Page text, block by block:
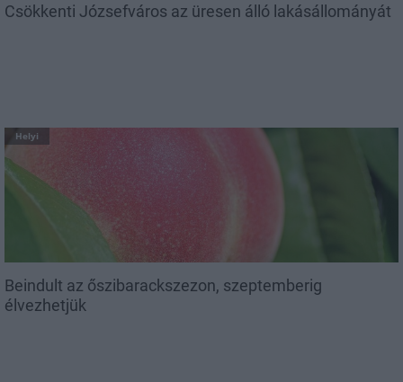
Csökkenti Józsefváros az üresen álló lakásállományát
Helyi
Beindult az őszibarackszezon, szeptemberig
élvezhetjük